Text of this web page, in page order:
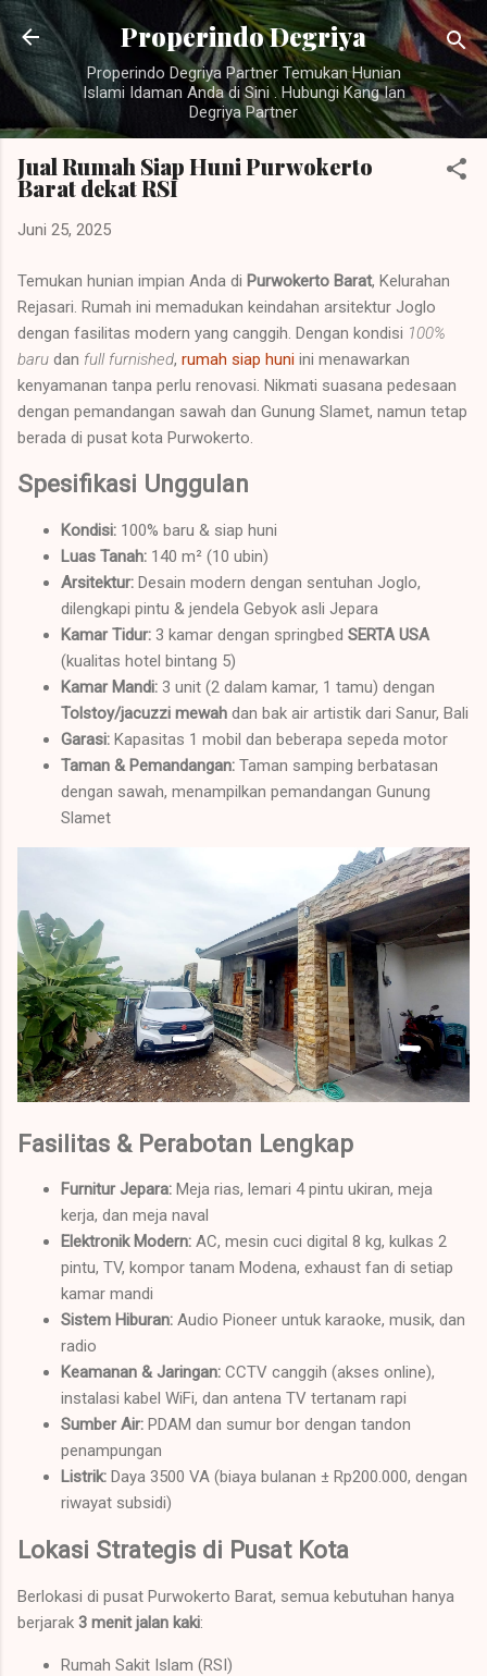
Langsung ke konten utama
Properindo Degriya
Properindo Degriya Partner Temukan Hunian
Islami Idaman Anda di Sini . Hubungi Kang Ian
Degriya Partner
Jual Rumah Siap Huni Purwokerto
Barat dekat RSI
Juni 25, 2025
Temukan hunian impian Anda di Purwokerto Barat, Kelurahan
Rejasari. Rumah ini memadukan keindahan arsitektur Joglo
dengan fasilitas modern yang canggih. Dengan kondisi 100%
baru dan full furnished, rumah siap huni ini menawarkan
kenyamanan tanpa perlu renovasi. Nikmati suasana pedesaan
dengan pemandangan sawah dan Gunung Slamet, namun tetap
berada di pusat kota Purwokerto.
Spesifikasi Unggulan
Kondisi: 100% baru & siap huni
Luas Tanah: 140 m² (10 ubin)
Arsitektur: Desain modern dengan sentuhan Joglo,
dilengkapi pintu & jendela Gebyok asli Jepara
Kamar Tidur: 3 kamar dengan springbed SERTA USA
(kualitas hotel bintang 5)
Kamar Mandi: 3 unit (2 dalam kamar, 1 tamu) dengan
Tolstoy/jacuzzi mewah dan bak air artistik dari Sanur, Bali
Garasi: Kapasitas 1 mobil dan beberapa sepeda motor
Taman & Pemandangan: Taman samping berbatasan
dengan sawah, menampilkan pemandangan Gunung
Slamet
Fasilitas & Perabotan Lengkap
Furnitur Jepara: Meja rias, lemari 4 pintu ukiran, meja
kerja, dan meja naval
Elektronik Modern: AC, mesin cuci digital 8 kg, kulkas 2
pintu, TV, kompor tanam Modena, exhaust fan di setiap
kamar mandi
Sistem Hiburan: Audio Pioneer untuk karaoke, musik, dan
radio
Keamanan & Jaringan: CCTV canggih (akses online),
instalasi kabel WiFi, dan antena TV tertanam rapi
Sumber Air: PDAM dan sumur bor dengan tandon
penampungan
Listrik: Daya 3500 VA (biaya bulanan ± Rp200.000, dengan
riwayat subsidi)
Lokasi Strategis di Pusat Kota
Berlokasi di pusat Purwokerto Barat, semua kebutuhan hanya
berjarak 3 menit jalan kaki:
Rumah Sakit Islam (RSI)